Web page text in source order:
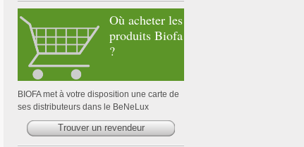
Où acheter les
produits Biofa
?
BIOFA met à votre disposition une carte de
ses distributeurs dans le BeNeLux
Trouver un revendeur